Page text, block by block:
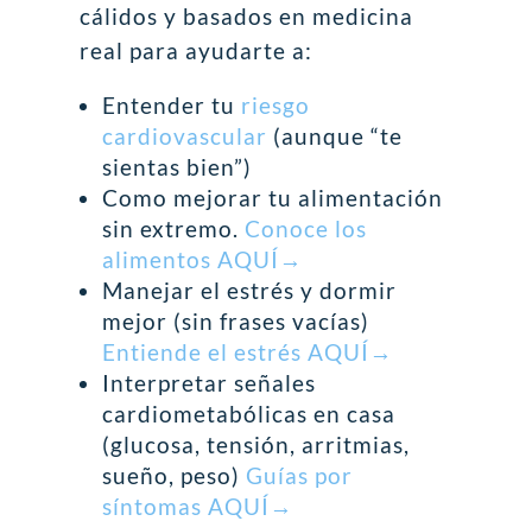
cálidos y basados en medicina
real para ayudarte a:
Entender tu riesgo
cardiovascular (aunque “te
sientas bien”)
Como mejorar tu alimentación
sin extremo. Conoce los
alimentos AQUÍ→
Manejar el estrés y dormir
mejor (sin frases vacías)
Entiende el estrés AQUÍ→
Interpretar señales
cardiometabólicas en casa
(glucosa, tensión, arritmias,
sueño, peso) Guías por
síntomas AQUÍ→